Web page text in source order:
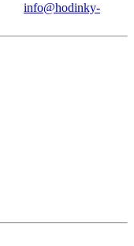
info@hodinky-